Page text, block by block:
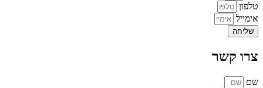
טלפון
אימייל
שליחה
צרו קשר
שם